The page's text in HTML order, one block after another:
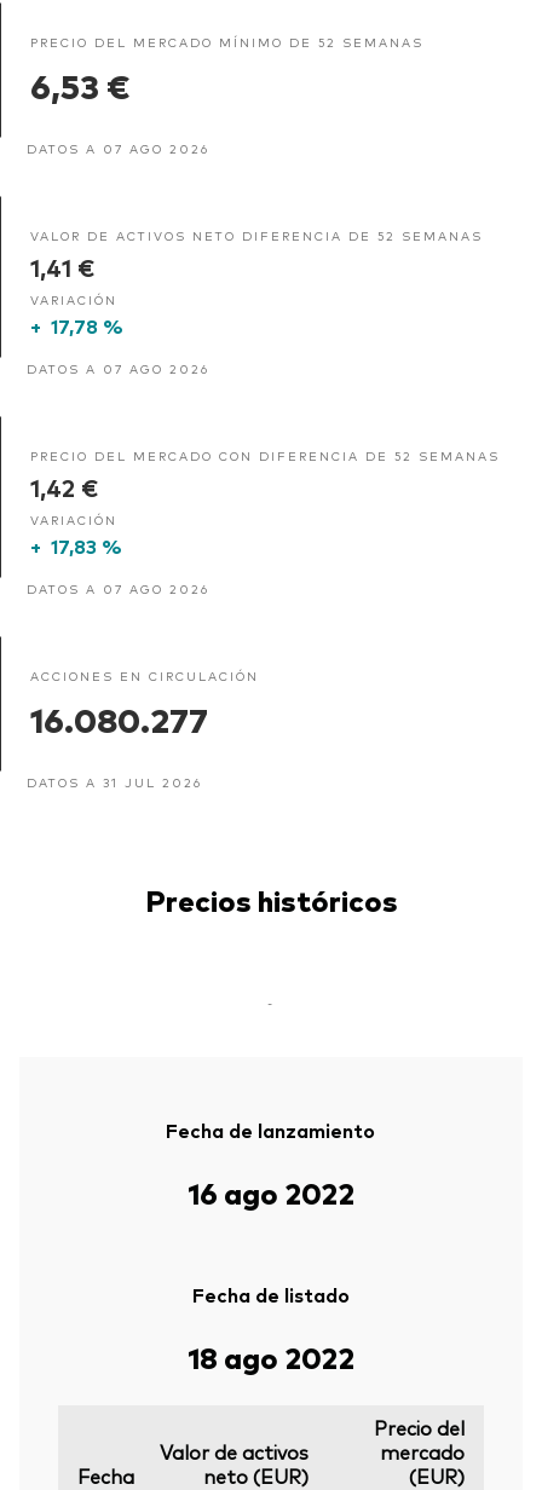
PRECIO DEL MERCADO MÍNIMO DE 52 SEMANAS
6,53 €
DATOS A 07 AGO 2026
VALOR DE ACTIVOS NETO DIFERENCIA DE 52 SEMANAS
1,41 €
VARIACIÓN
+ 17,78 %
DATOS A 07 AGO 2026
PRECIO DEL MERCADO CON DIFERENCIA DE 52 SEMANAS
1,42 €
VARIACIÓN
+ 17,83 %
DATOS A 07 AGO 2026
ACCIONES EN CIRCULACIÓN
16.080.277
DATOS A 31 JUL 2026
Precios históricos
-
Fecha de lanzamiento
16 ago 2022
Fecha de listado
18 ago 2022
Fecha
Valor de activos
neto (EUR)
Precio del
mercado
(EUR)